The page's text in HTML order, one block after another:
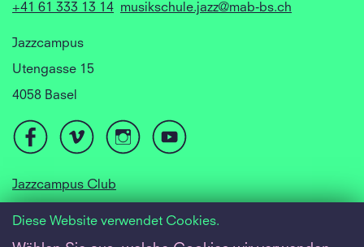
+41 61 333 13 14 musikschule.jazz@mab-bs.ch
Jazzcampus
Utengasse 15
4058 Basel
Jazzcampus Club
Diese Website verwendet Cookies.